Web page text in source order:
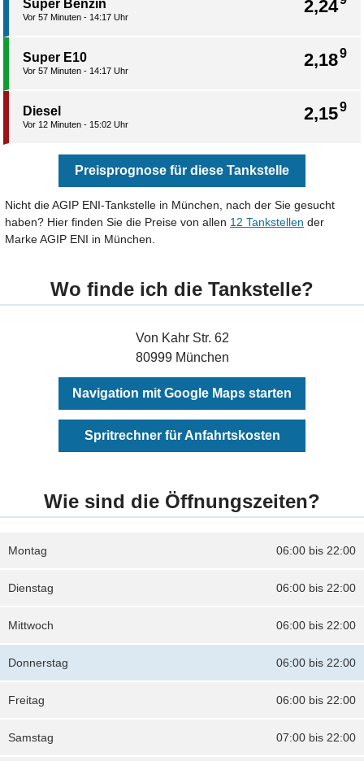
2,24
Super Benzin
Vor 57 Minuten - 14:17 Uhr
2,189
Super E10
Vor 57 Minuten - 14:17 Uhr
2,159
Diesel
Vor 12 Minuten - 15:02 Uhr
Preisprognose für diese Tankstelle
Nicht die AGIP ENI-Tankstelle in München, nach der Sie gesucht
haben? Hier finden Sie die Preise von allen 12 Tankstellen der
Marke AGIP ENI in München.
Wo finde ich die Tankstelle?
Von Kahr Str. 62
80999 München
Navigation mit Google Maps starten
Spritrechner für Anfahrtskosten
Wie sind die Öffnungszeiten?
06:00 bis 22:00
Montag
06:00 bis 22:00
Dienstag
06:00 bis 22:00
Mittwoch
06:00 bis 22:00
Donnerstag
06:00 bis 22:00
Freitag
07:00 bis 22:00
Samstag